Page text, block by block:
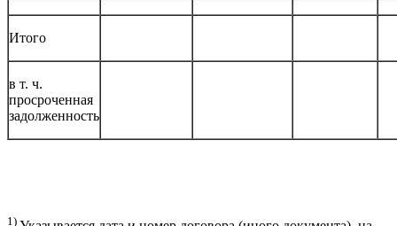
Итого
в т. ч.
просроченная
задолженность
1)